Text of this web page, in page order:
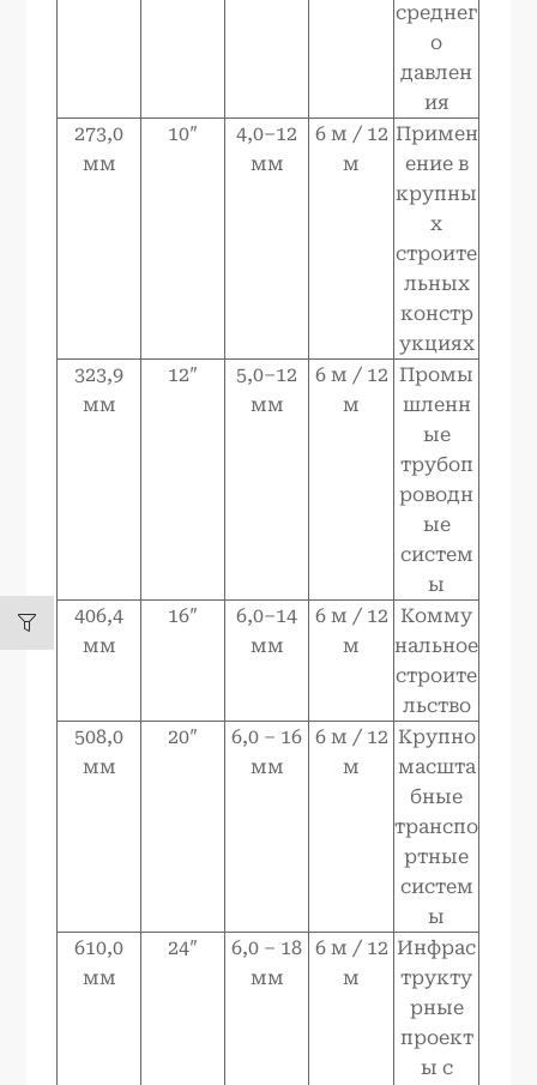
среднег
о
давлен
ия
273,0
мм
10″
4,0–12
мм
6 м / 12
м
Примен
ение в
крупны
х
строите
льных
констр
укциях
323,9
мм
12″
5,0–12
мм
6 м / 12
м
Промы
шленн
ые
трубоп
роводн
ые
систем
ы
406,4
мм
16″
6,0–14
мм
6 м / 12
м
Комму
нальное
строите
льство
508,0
мм
20″
6,0 – 16
мм
6 м / 12
м
Крупно
масшта
бные
транспо
ртные
систем
ы
610,0
мм
24″
6,0 – 18
мм
6 м / 12
м
Инфрас
трукту
рные
проект
ы с